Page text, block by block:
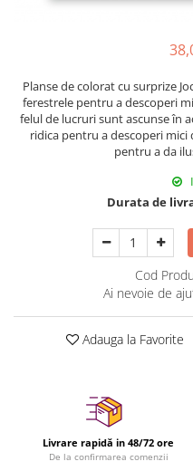
Planse de colorat cu surprize
ferestrele pentru a descoperi
felul de lucruri sunt ascunse în
ridica pentru a descoperi
pentru a da
Durata de
Cod
Ai nevoie de
Adauga la Favorite
Livrare rapidă in 48/72 ore
De la confirmarea comenzii